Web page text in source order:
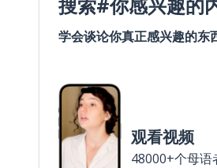
学会谈论你真正感兴趣的东
观看视频
48000+个母语